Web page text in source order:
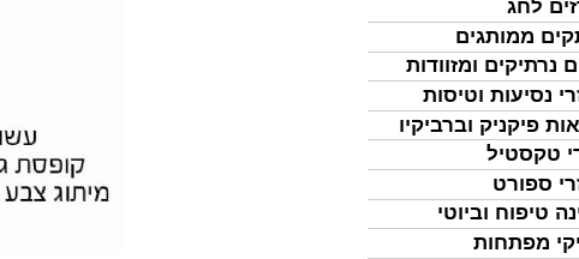
לחג
ממותגים
נרתיקים ומזוודות
נסיעות וטיסות
פיקניק וברביקיו
טקסטיל
ספורט
טיפוח וביוטי
מפתחות